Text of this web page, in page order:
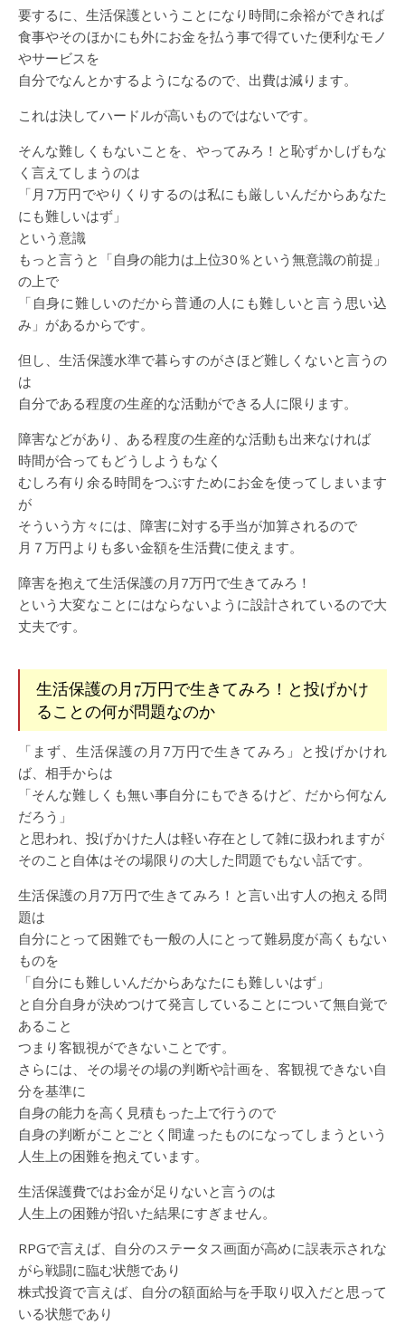
要するに、生活保護ということになり時間に余裕ができれば
食事やそのほかにも外にお金を払う事で得ていた便利なモノ
やサービスを
自分でなんとかするようになるので、出費は減ります。
これは決してハードルが高いものではないです。
そんな難しくもないことを、やってみろ！と恥ずかしげもな
く言えてしまうのは
「月7万円でやりくりするのは私にも厳しいんだからあなた
にも難しいはず」
という意識
もっと言うと「自身の能力は上位30％という無意識の前提」
の上で
「自身に難しいのだから普通の人にも難しいと言う思い込
み」があるからです。
但し、生活保護水準で暮らすのがさほど難しくないと言うの
は
自分である程度の生産的な活動ができる人に限ります。
障害などがあり、ある程度の生産的な活動も出来なければ
時間が合ってもどうしようもなく
むしろ有り余る時間をつぶすためにお金を使ってしまいます
が
そういう方々には、障害に対する手当が加算されるので
月７万円よりも多い金額を生活費に使えます。
障害を抱えて生活保護の月7万円で生きてみろ！
という大変なことにはならないように設計されているので大
丈夫です。
生活保護の月7万円で生きてみろ！と投げかけ
ることの何が問題なのか
「まず、生活保護の月7万円で生きてみろ」と投げかけれ
ば、相手からは
「そんな難しくも無い事自分にもできるけど、だから何なん
だろう」
と思われ、投げかけた人は軽い存在として雑に扱われますが
そのこと自体はその場限りの大した問題でもない話です。
生活保護の月7万円で生きてみろ！と言い出す人の抱える問
題は
自分にとって困難でも一般の人にとって難易度が高くもない
ものを
「自分にも難しいんだからあなたにも難しいはず」
と自分自身が決めつけて発言していることについて無自覚で
あること
つまり客観視ができないことです。
さらには、その場その場の判断や計画を、客観視できない自
分を基準に
自身の能力を高く見積もった上で行うので
自身の判断がことごとく間違ったものになってしまうという
人生上の困難を抱えています。
生活保護費ではお金が足りないと言うのは
人生上の困難が招いた結果にすぎません。
RPGで言えば、自分のステータス画面が高めに誤表示されな
がら戦闘に臨む状態であり
株式投資で言えば、自分の額面給与を手取り収入だと思って
いる状態であり